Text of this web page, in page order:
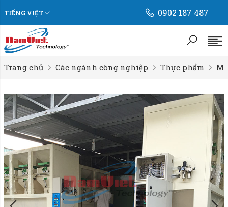
TIẾNG VIỆT 0902 187 487
Trang chủ Các ngành công nghiệp Thực phẩm